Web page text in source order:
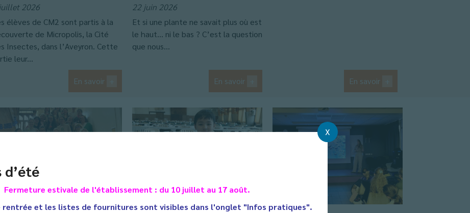
d’été
Fermeture estivale de l'établissement : du 10 juillet au 17 août.
rentrée et les listes de fournitures sont visibles dans l'onglet "Infos pratiques".
X
2026
élèves de CM2 sont partis à la
de Micropolis, la Cité
Insectes, dans l’Aveyron. Cette
leur...
En savoir
22 juin 2026
Et si une plante ne savait plus où est
le haut… ni le bas ? C’est la question
que nous...
En savoir En savoir